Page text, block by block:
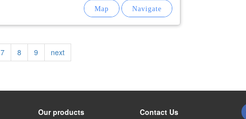
Page
7 Page
8 Page
9
Next
page
next
Our products Contact Us